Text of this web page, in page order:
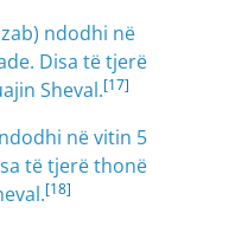
ndodhi në
Disa të tjerë
Sheval.[17]
në vitin 5
të tjerë thonë
[18]